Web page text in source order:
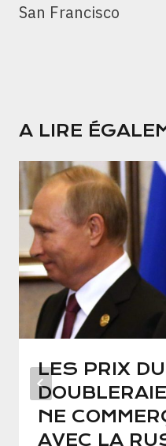
San Francisco
A LIRE
LES PRIX
NE
AVEC LA